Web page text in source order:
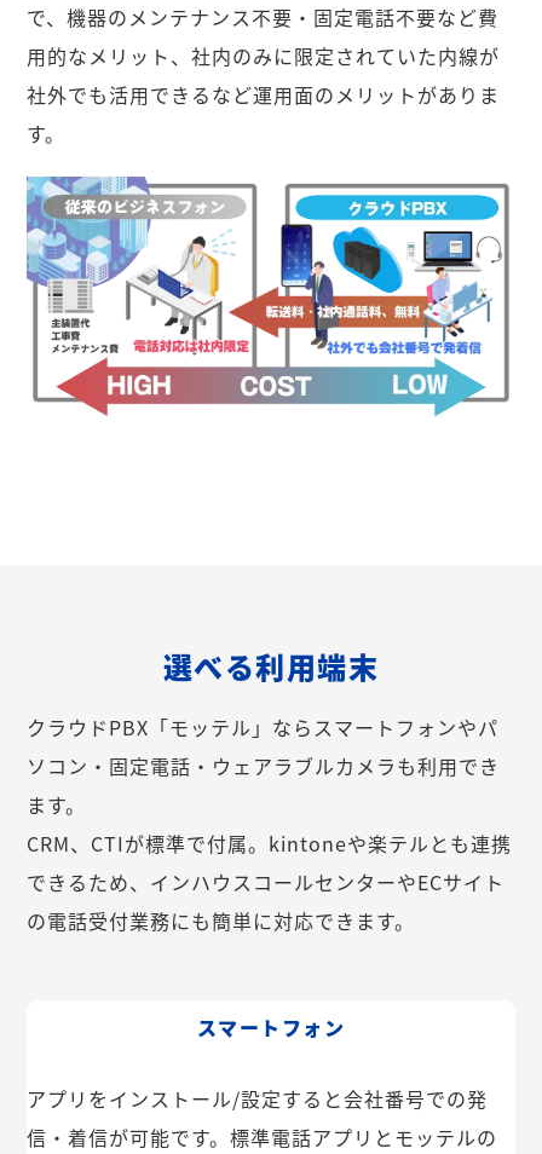
で、機器のメンテナンス不要・固定電話不要など費
用的なメリット、社内のみに限定されていた内線が
社外でも活用できるなど運用面のメリットがありま
す。
選べる利用端末
クラウドPBX「モッテル」ならスマートフォンやパ
ソコン・固定電話・ウェアラブルカメラも利用でき
ます。
CRM、CTIが標準で付属。kintoneや楽テルとも連携
できるため、インハウスコールセンターやECサイト
の電話受付業務にも簡単に対応できます。
スマートフォン
アプリをインストール/設定すると会社番号での発
信・着信が可能です。標準電話アプリとモッテルの